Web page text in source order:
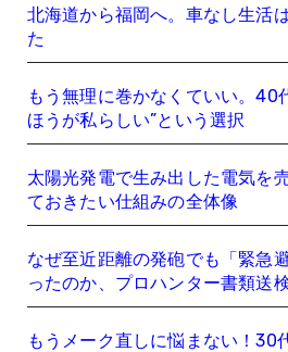
北海道から福岡へ。車なし生活
た
もう無理に巻かなくていい。40
ほうが私らしい”という選択
太陽光発電で生み出した電気を
ておきたい仕組みの全体像
なぜ至近距離の発砲でも「緊急
ったのか、プロハンター書類送
もうメーク直しに悩まない！30